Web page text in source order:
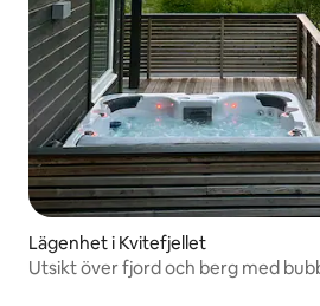
Lägenhet i Kvitefjellet
Utsikt över fjord och berg med